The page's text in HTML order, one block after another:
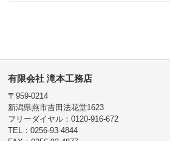
有限会社 滝本工務店
〒959-0214
新潟県燕市吉田法花堂1623
フリーダイヤル：0120-916-672
TEL：0256-93-4844